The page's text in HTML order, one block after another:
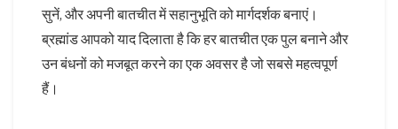
सुनें, और अपनी बातचीत में सहानुभूति को मार्गदर्शक बनाएं।
ब्रह्मांड आपको याद दिलाता है कि हर बातचीत एक पुल बनाने और
उन बंधनों को मजबूत करने का एक अवसर है जो सबसे महत्वपूर्ण
हैं।